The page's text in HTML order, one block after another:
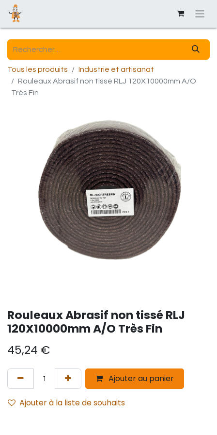
Tous les produits
Industrie et artisanat
Rouleaux Abrasif non tissé RLJ 120X10000mm A/O
Très Fin
Rouleaux Abrasif non tissé RLJ
120X10000mm A/O Très Fin
45,24 €
Ajouter au panier
Ajouter à la liste de souhaits